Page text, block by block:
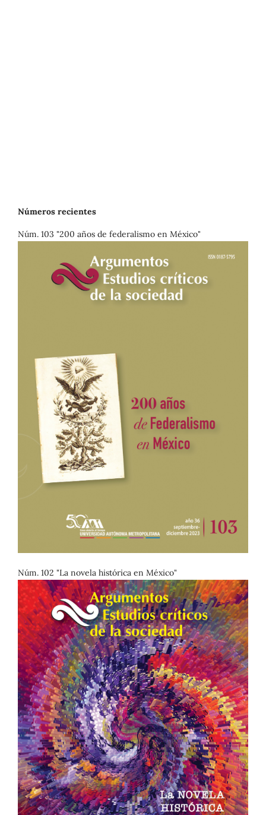
Números recientes
Núm. 103 "200 años de federalismo en México"
Núm. 102 "La novela histórica en México"